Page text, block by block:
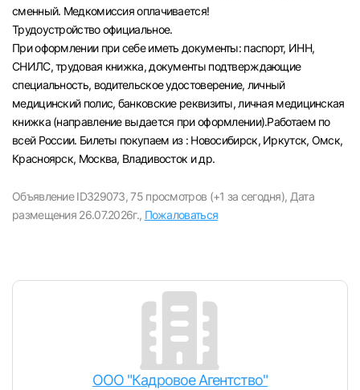
Волгоград
Ульяновск
Курган
Уфа
сменный. Медкомиссия оплачивается!
Трудоустройство официальное.
При оформлении при себе иметь документы: паспорт, ИНН,
СНИЛС, трудовая книжка, документы подтверждающие
специальность, водительское удостоверение, личный
медицинский полис, банковские реквизиты, личная медицинская
книжка (направление выдается при оформлении).Работаем по
всей России. Билеты покупаем из : Новосибирск, Иркутск, Омск,
Красноярск, Москва, Владивосток и др.
Объявление ID329073,75 просмотров (+1 за сегодня), Дата
размещения 26.07.2026г., Пожаловаться
ООО "Кадровое Агентство"